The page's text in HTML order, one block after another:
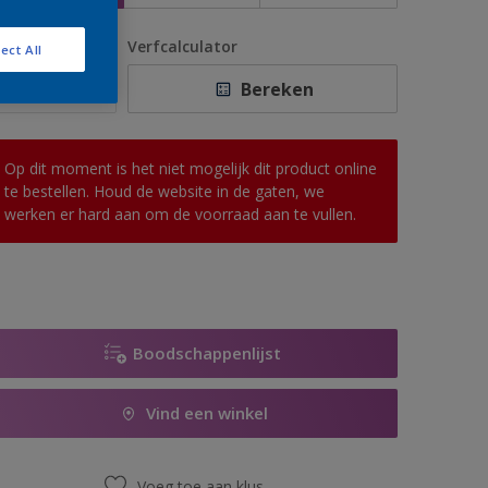
Verfcalculator
Bereken
Op dit moment is het niet mogelijk dit product online
te bestellen. Houd de website in de gaten, we
werken er hard aan om de voorraad aan te vullen.
Boodschappenlijst
Vind een winkel
All